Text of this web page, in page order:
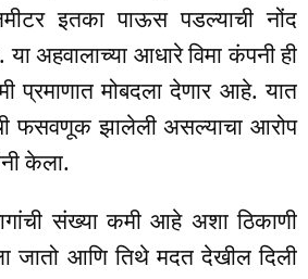
इतका पाऊस पडल्याची नोंद
अहवालाच्या आधारे विमा कंपनी ही
प्रमाणात मोबदला देणार आहे. यात
फसवणूक झालेली असल्याचा आरोप
केला.
संख्या कमी आहे अशा ठिकाणी
आणि तिथे मदत देखील दिली